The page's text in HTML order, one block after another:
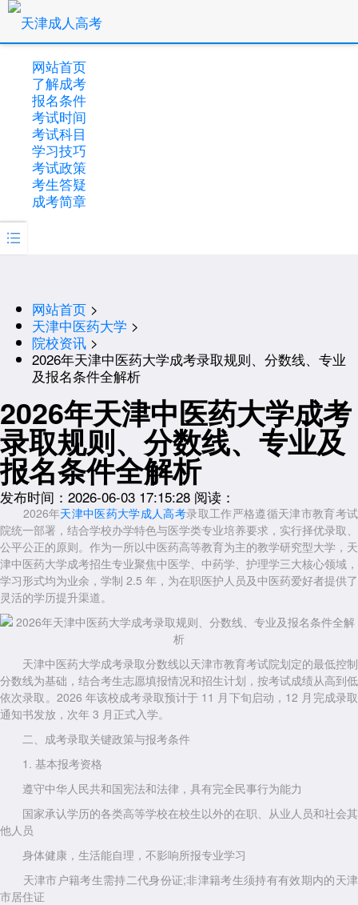
网站首页
了解成考
报名条件
考试时间
考试科目
学习技巧
考试政策
考生答疑
成考简章

网站首页 >
天津中医药大学 >
院校资讯 >
2026年天津中医药大学成考录取规则、分数线、专业
及报名条件全解析
2026年天津中医药大学成考
录取规则、分数线、专业及
报名条件全解析
发布时间：2026-06-03 17:15:28 阅读：
2026年天津中医药大学成人高考录取工作严格遵循天津市教育考试
院统一部署，结合学校办学特色与医学类专业培养要求，实行择优录取、
公平公正的原则。作为一所以中医药高等教育为主的教学研究型大学，天
津中医药大学成考招生专业聚焦中医学、中药学、护理学三大核心领域，
学习形式均为业余，学制 2.5 年，为在职医护人员及中医药爱好者提供了
灵活的学历提升渠道。
天津中医药大学成考录取分数线以天津市教育考试院划定的最低控制
分数线为基础，结合考生志愿填报情况和招生计划，按考试成绩从高到低
依次录取。2026 年该校成考录取预计于 11 月下旬启动，12 月完成录取
通知书发放，次年 3 月正式入学。
二、成考录取关键政策与报考条件
1. 基本报考资格
遵守中华人民共和国宪法和法律，具有完全民事行为能力
国家承认学历的各类高等学校在校生以外的在职、从业人员和社会其
他人员
身体健康，生活能自理，不影响所报专业学习
天津市户籍考生需持二代身份证;非津籍考生须持有有效期内的天津
市居住证